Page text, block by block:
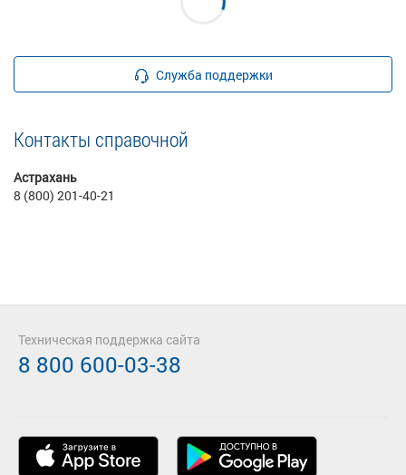
Служба поддержки
Контакты справочной
Астрахань
8 (800) 201-40-21
Техническая поддержка сайта
8 800 600-03-38